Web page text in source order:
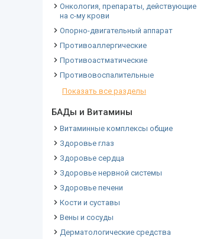
Онкология, препараты, действующие
на с-му крови
Опорно-двигательный аппарат
Противоаллергические
Противоастматические
Противовоспалительные
Показать все разделы
БАДы и Витамины
Витаминные комплексы общие
Здоровье глаз
Здоровье сердца
Здоровье нервной системы
Здоровье печени
Кости и суставы
Вены и сосуды
Дерматологические средства